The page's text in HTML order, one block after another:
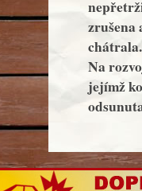
zrušena
Na
jejímž